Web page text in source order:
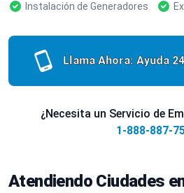
Instalación de Generadores
Llama Ahora: Ayuda
¿Necesita un Servicio de
1-888-887-
Atendiendo Ciudades